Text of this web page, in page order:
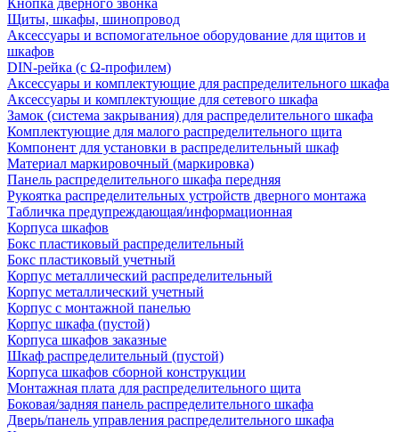
Кнопка дверного звонка
Щиты, шкафы, шинопровод
Аксессуары и вспомогательное оборудование для щитов и
шкафов
DIN-рейка (с Ω-профилем)
Аксессуары и комплектующие для распределительного шкафа
Аксессуары и комплектующие для сетевого шкафа
Замок (система закрывания) для распределительного шкафа
Комплектующие для малого распределительного щита
Компонент для установки в распределительный шкаф
Материал маркировочный (маркировка)
Панель распределительного шкафа передняя
Рукоятка распределительных устройств дверного монтажа
Табличка предупреждающая/информационная
Корпуса шкафов
Бокс пластиковый распределительный
Бокс пластиковый учетный
Корпус металлический распределительный
Корпус металлический учетный
Корпус с монтажной панелью
Корпус шкафа (пустой)
Корпуса шкафов заказные
Шкаф распределительный (пустой)
Корпуса шкафов сборной конструкции
Монтажная плата для распределительного щита
Боковая/задняя панель распределительного шкафа
Дверь/панель управления распределительного шкафа